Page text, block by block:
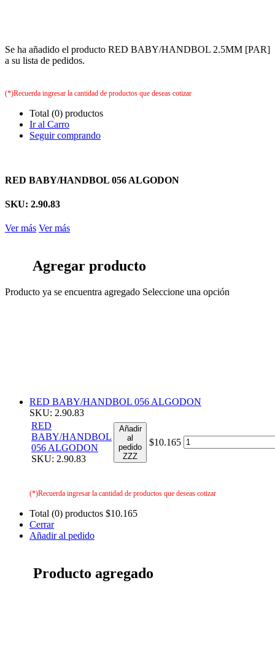
Se ha añadido el producto RED BABY/HANDBOL 2.5MM [PAR]
a su lista de pedidos.
(*)Recuerda ingresar la cantidad de productos que deseas cotizar
Total (0) productos
Ir al Carro
Seguir comprando
RED BABY/HANDBOL 056 ALGODON
SKU: 2.90.83
Ver más Ver más
Agregar producto
Producto ya se encuentra agregado Seleccione una opción
RED BABY/HANDBOL 056 ALGODON
SKU: 2.90.83
RED
BABY/HANDBOL
056 ALGODON
SKU: 2.90.83
Añadir
al
pedido
ZZZ
$10.165
(*)Recuerda ingresar la cantidad de productos que deseas cotizar
Total (0) productos $10.165
Cerrar
Añadir al pedido
Producto agregado